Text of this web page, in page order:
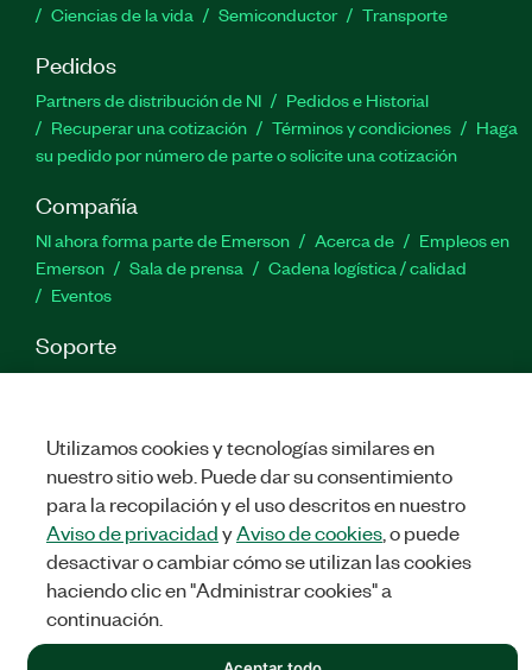
Ciencias de la vida
Semiconductor Transporte
Pedidos
Partners de distribución de NI
Pedidos e Historial
Recuperar una cotización
Términos y condiciones
Haga
su pedido por número de parte o solicite una cotización
Compañía
NI ahora forma parte de Emerson Acerca de
Empleos en
Emerson
Sala de prensa
Cadena logística / calidad
Eventos
Soporte
Descargas Documentación de productos
Foros de
Comentarios
TwitterFacebook
LinkedIn
PRIVACIDAD|Administrar cookies
©NATIONAL INSTRUMENTS CORP. TODOS LOS DERECHOS
RESERVADOS.
Utilizamos cookies y tecnologías similares en
nuestro sitio web. Puede dar su consentimiento
para la recopilación y el uso descritos en nuestro
Aviso de privacidadyAviso de cookies, o puede
desactivar o cambiar cómo se utilizan las cookies
haciendo clic en "Administrar cookies" a
continuación.